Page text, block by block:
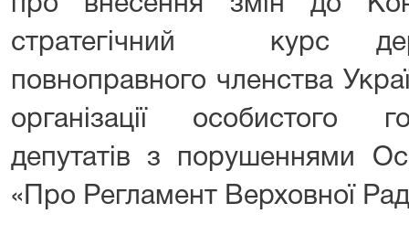
про внесення змін до
стратегічний курс
повноправного членства
організації особистого
депутатів з порушеннями
«Про Регламент Верховної